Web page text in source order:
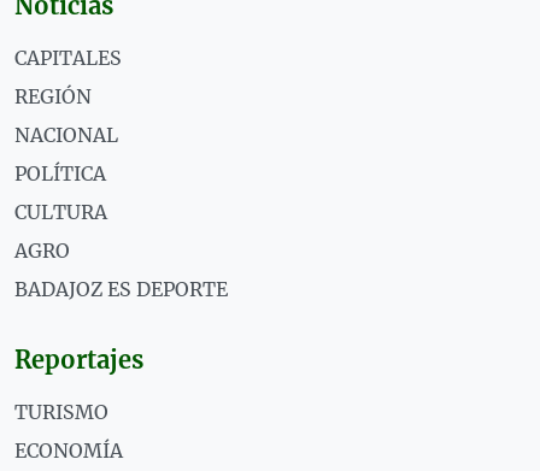
CAPITALES
REGIÓN
NACIONAL
POLÍTICA
CULTURA
AGRO
BADAJOZ ES DEPORTE
Reportajes
TURISMO
ECONOMÍA